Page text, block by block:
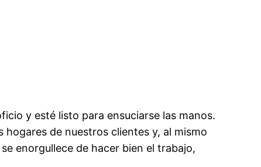
y esté listo para ensuciarse las manos.
de nuestros clientes y, al mismo
enorgullece de hacer bien el trabajo,